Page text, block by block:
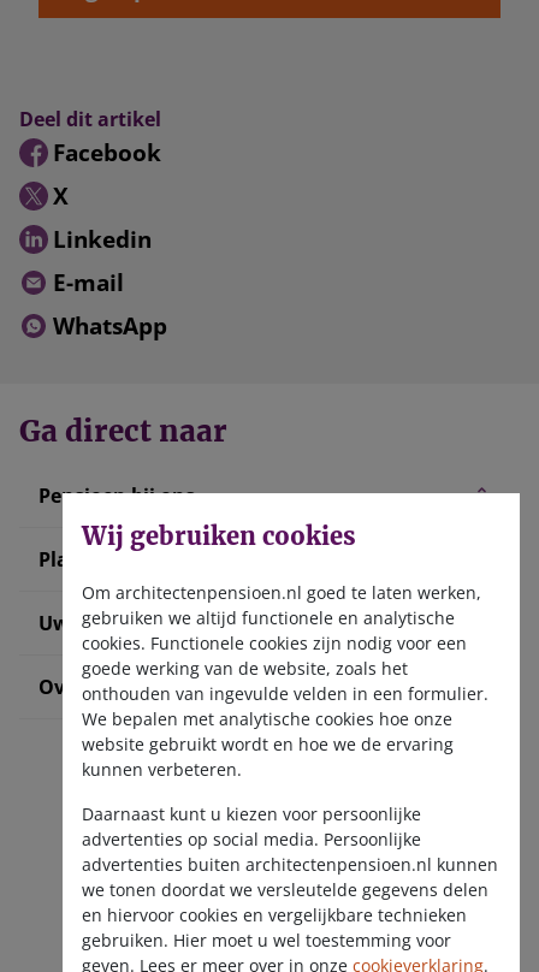
Deel dit artikel
Facebook
X
Linkedin
E-mail
WhatsApp
Ga direct naar
Pensioen bij ons
Plan uw pensioen
Uw situatie verandert
Over ons
Ontvang de nieuwsbrief
Wij gebruiken cookies
Om architectenpensioen.nl goed te laten werken,
gebruiken we altijd functionele en analytische
cookies. Functionele cookies zijn nodig voor een
goede werking van de website, zoals het
onthouden van ingevulde velden in een formulier.
We bepalen met analytische cookies hoe onze
website gebruikt wordt en hoe we de ervaring
kunnen verbeteren.
Daarnaast kunt u kiezen voor persoonlijke
advertenties op social media. Persoonlijke
advertenties buiten architectenpensioen.nl kunnen
we tonen doordat we versleutelde gegevens delen
en hiervoor cookies en vergelijkbare technieken
gebruiken. Hier moet u wel toestemming voor
geven. Lees er meer over in onze cookieverklaring.